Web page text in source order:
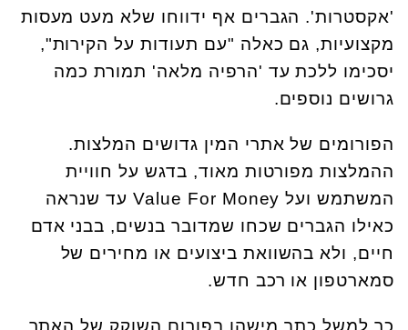
'אקסטרות'. הגברים אף ידווחו שלא מעט מעסות
מקצועיות, גם כאלה "עם תעודות על הקירות",
יסכימו ללכת עד 'הרפיה מלאה' תמורת כמה
גרושים נוספים.
הפורומים של אתרי המין גדושים המלצות.
ההמלצות מפורטות מאוד, בדגש על חוויית
המשתמש ועל Value For Moneyעד שנראה
כאילו הגברים שכחו שמדובר בנשים, בבני אדם
חיים, ולא בהשוואת ביצועים או מחירים של
סמארטפון או רכב חדש.
כך למשל כתב מישהו בפורום השוקק של האתר